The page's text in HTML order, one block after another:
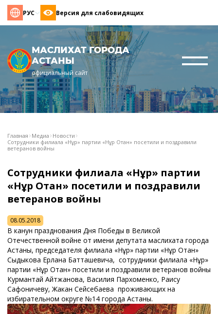
РУС Версия для слабовидящих
МАСЛИХАТ ГОРОДА
АСТАНЫ
официальный сайт
Главная Медиа Новости
Сотрудники филиала «Нұр» партии «Нұр Отан» посетили и поздравили
ветеранов войны
Сотрудники филиала «Нұр» партии
«Нұр Отан» посетили и поздравили
ветеранов войны
08.05.2018
В канун празднования Дня Победы в Великой
Отечественной войне от имени депутата маслихата города
Астаны, председателя филиала «Нұр» партии «Нұр Отан»
Сыдыкова Ерлана Батташевича, сотрудники филиала «Нұр»
партии «Нұр Отан» посетили и поздравили ветеранов войны
Курмантай Айтжанова, Василия Пархоменко, Раису
Сафоничеву, Жакан Сейсебаева проживающих на
избирательном округе №14 города Астаны.